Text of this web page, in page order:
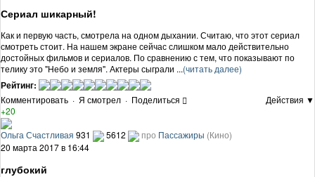
Сериал шикарный!
Как и первую часть, смотрела на одном дыхании. Считаю, что этот сериал
смотреть стоит. На нашем экране сейчас слишком мало действительно
достойных фильмов и сериалов. По сравнению с тем, что показывают по
телику это "Небо и земля". Актеры сыграли ...(читать далее)
Рейтинг:
Комментировать · Я смотрел · Поделиться
Действия ▼
+20
Ольга Счастливая 931 5612 про Пассажиры (Кино)
20 марта 2017 в 16:44
глубокий